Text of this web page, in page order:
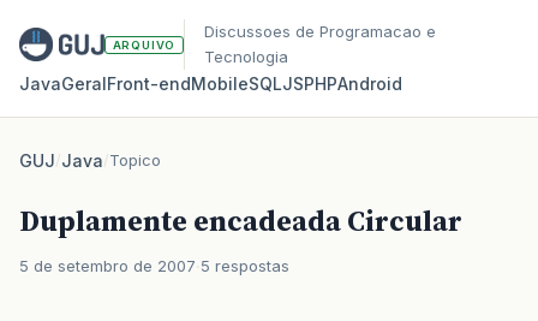
ARQUIVO
Discussoes de Programacao e
Tecnologia
JavaGeralFront‑endMobileSQLJSPHPAndroid
GUJ/Java/Topico
Duplamente encadeada Circular
5 de setembro de 2007 5 respostas